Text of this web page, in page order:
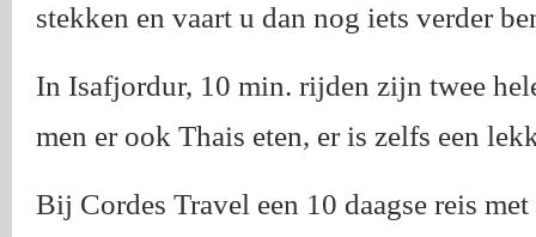
stekken en vaart u dan nog iets verder
In Isafjordur, 10 min. rijden zijn twee
men er ook Thais eten, er is zelfs een
Bij Cordes Travel een 10 daagse reis